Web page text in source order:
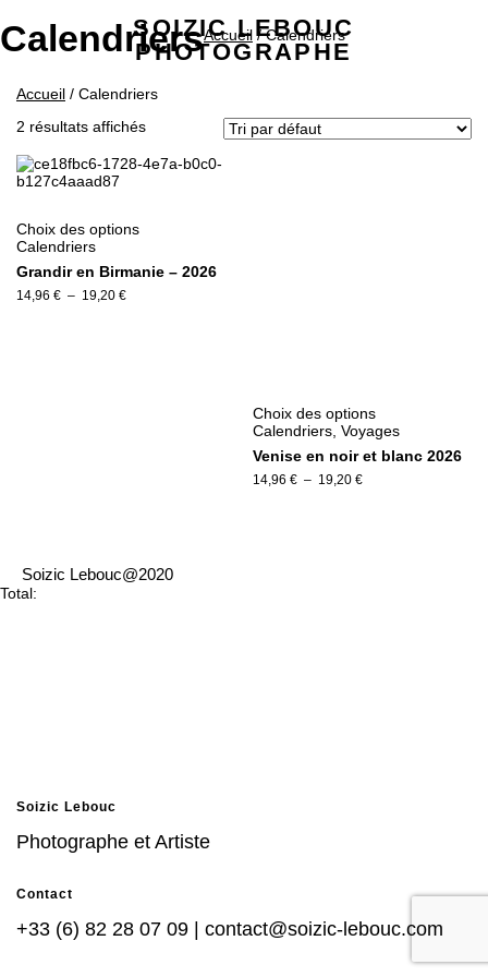
SOIZIC LEBOUC
PHOTOGRAPHE
CalendriersAccueil/ Calendriers
Accueil / Calendriers
2 résultats affichés
Choix des options
Calendriers
Grandir en Birmanie – 2026
14,96 € – 19,20 €
Choix des options
Calendriers ,Voyages
Venise en noir et blanc 2026
14,96€ – 19,20€
Soizic Lebouc
Photographe et Artiste
Contact
+33 (6) 82 28 07 09 | contact@soizic-lebouc.com
Soizic Lebouc@2020
Total: